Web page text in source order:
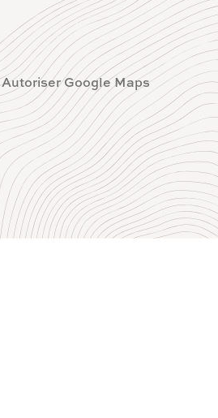
Autoriser Google Maps